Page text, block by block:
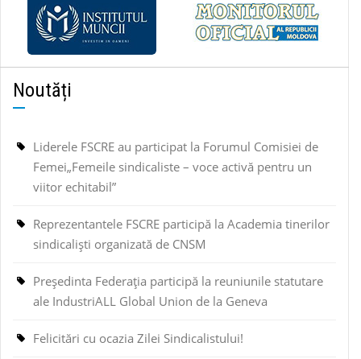
Noutăți
Liderele FSCRE au participat la Forumul Comisiei de
Femei„Femeile sindicaliste – voce activă pentru un
viitor echitabil”
Reprezentantele FSCRE participă la Academia tinerilor
sindicaliști organizată de CNSM
Președinta Federația participă la reuniunile statutare
ale IndustriALL Global Union de la Geneva
Felicitări cu ocazia Zilei Sindicalistului!